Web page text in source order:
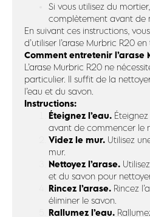
Si vous utilisez du
complètement avant de
En suivant ces instructions,
d’utiliser l’arase Murbric R20
Comment entretenir l’arase
L’arase Murbric R20 ne
particulier. Il suffit de la
l’eau et du savon.
Instructions:
Éteignez l’eau.
avant de commencer le
Videz le mur. Utilisez
mur.
Nettoyez l’arase.
et du savon pour nettoyer
Rincez l’arase. Rincez
éliminer le savon.
Rallumez l’eau.